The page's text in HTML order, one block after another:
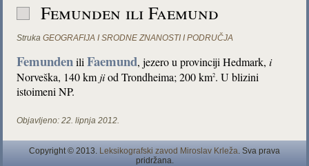
Femunden ili Faemund
Struka GEOGRAFIJA I SRODNE ZNANOSTI I PODRUČJA
FemundeniliFaemund, jezero u provinciji Hedmark,i
Norveška, 140 km jiod Trondheima; 200 km2. U blizini
istoimeni NP.
Objavljeno: 22. lipnja 2012.
Copyright © 2013. Leksikografski zavod Miroslav Krleža. Sva prava
pridržana.